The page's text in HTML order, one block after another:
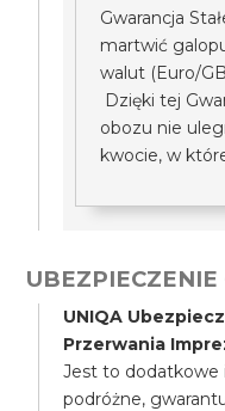
Gwarancja
martwić
walut (Euro/
Dzięki tej
obozu nie
kwocie, w
UBEZPIECZENIE
UNIQA
Przerwania
Jest to dodatkowe
podróżne,